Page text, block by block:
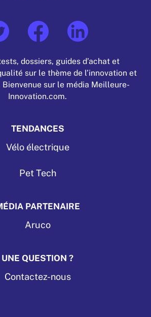
dossiers, guides d’achat et
sur le thème de l’innovation et
Bienvenue sur le média Meilleure-
Innovation.com.
TENDANCES
Vélo électrique
Pet Tech
PARTENAIRE
Aruco
UNE QUESTION ?
Contactez-nous